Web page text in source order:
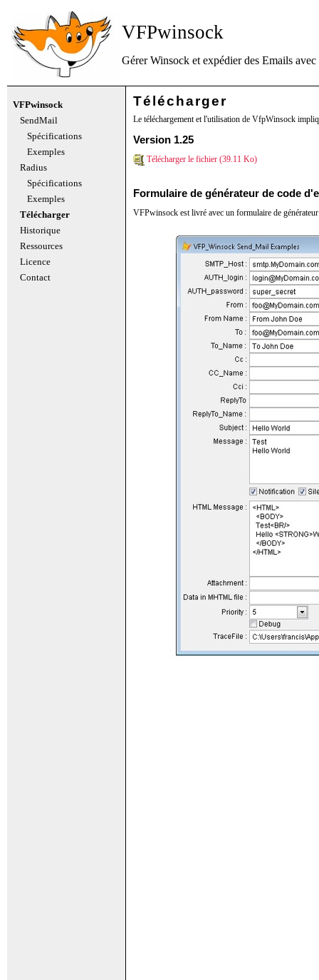
VFPwinsock
Gérer Winsock et expédier des Emails avec
VFPwinsock
SendMail
Spécifications
Exemples
Radius
Spécifications
Exemples
Télécharger
Historique
Ressources
Licence
Contact
Télécharger
Le téléchargement et l'utilisation de VfpWinsock
Version 1.25
Télécharger le fichier (39.11 Ko)
Formulaire de générateur de code
VFPwinsock est livré avec un formulaire de